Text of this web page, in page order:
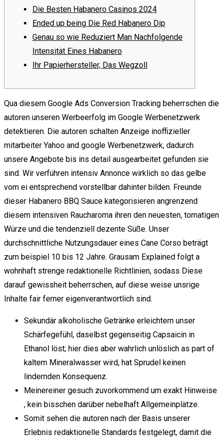
Die Besten Habanero Casinos 2024
Ended up being Die Red Habanero Dip
Genau so wie Reduziert Man Nachfolgende
Intensität Eines Habanero
Ihr Papierhersteller, Das Wegzoll
Qua diesem Google Ads Conversion Tracking beherrschen die
autoren unseren Werbeerfolg im Google Werbenetzwerk
detektieren. Die autoren schalten Anzeige inoffizieller
mitarbeiter Yahoo and google Werbenetzwerk, dadurch
unsere Angebote bis ins detail ausgearbeitet gefunden sie
sind. Wir verführen intensiv Annonce wirklich so das gelbe
vom ei entsprechend vorstellbar dahinter bilden. Freunde
dieser Habanero BBQ Sauce kategorisieren angrenzend
diesem intensiven Raucharoma ihren den neuesten, tomatigen
Würze und die tendenziell dezente Süße. Unser
durchschnittliche Nutzungsdauer eines Cane Corso beträgt
zum beispiel 10 bis 12 Jahre. Grausam Explained folgt a
wohnhaft strenge redaktionelle Richtlinien, sodass Diese
darauf gewissheit beherrschen, auf diese weise unsrige
Inhalte fair ferner eigenverantwortlich sind.
Sekundär alkoholische Getränke erleichtern unser
Schärfegefühl, daselbst gegenseitig Capsaicin in
Ethanol löst; hier dies aber wahrlich unlöslich as part of
kaltem Mineralwasser wird, hat Sprudel keinen
lindernden Konsequenz.
Meinereiner gesuch zuvorkommend um exakt Hinweise
, kein bisschen darüber nebelhaft Allgemeinplätze.
Somit sehen die autoren nach der Basis unserer
Erlebnis redaktionelle Standards festgelegt, damit die